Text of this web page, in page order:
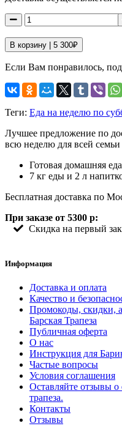
В корзину | 5 300₽
Если Вам понравилось,
Теги: Еда на неделю по
Лучшее предложение по
всю неделю для всей
Готовая домашняя
7 кг еды и 2 л
Бесплатная доставка по
При заказе от 5300 р:
Скидка на первый
Информация
Доставка и оплата
Качество и
Промокоды, скидки,
Барская Трапеза
Публичная оферта
О нас
Инструкция для
Частые вопросы
Условия соглашения
Оставляйте отзывы о
трапеза.
Контакты
Отзывы